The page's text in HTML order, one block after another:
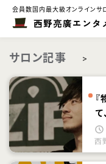
会員数国内最大級オンラインサ
西野亮廣エンタ
サロン記事 >
て
西